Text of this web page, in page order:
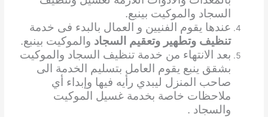
السجاد والموكيت بينبع.
عندها يقوم الفنيين و العمال بالبدء فى خدمة
تنظيف وتطهير وتعقيم السجاد والموكيت بينبع.
بعد الانتهاء من خدمة تنظيف السجاد والموكيت
بشقق ينبع يقوم العامل بتسليم الخدمة الى
صاحب المنزل ليبدي رأيه فيها وإبداء أي
ملاحظات خاصة بخدمة غسيل الموكيت
والسجاد .